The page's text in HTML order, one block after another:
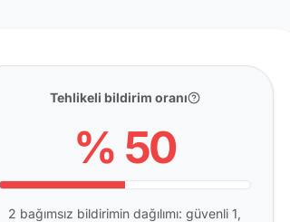
Tehlikeli bildirim oranı
% 50
2 bağımsız bildirimin dağılımı: güvenli 1,